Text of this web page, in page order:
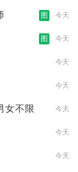
图 今天
图 今天
今天
今天
女不限 今天
今天
今天